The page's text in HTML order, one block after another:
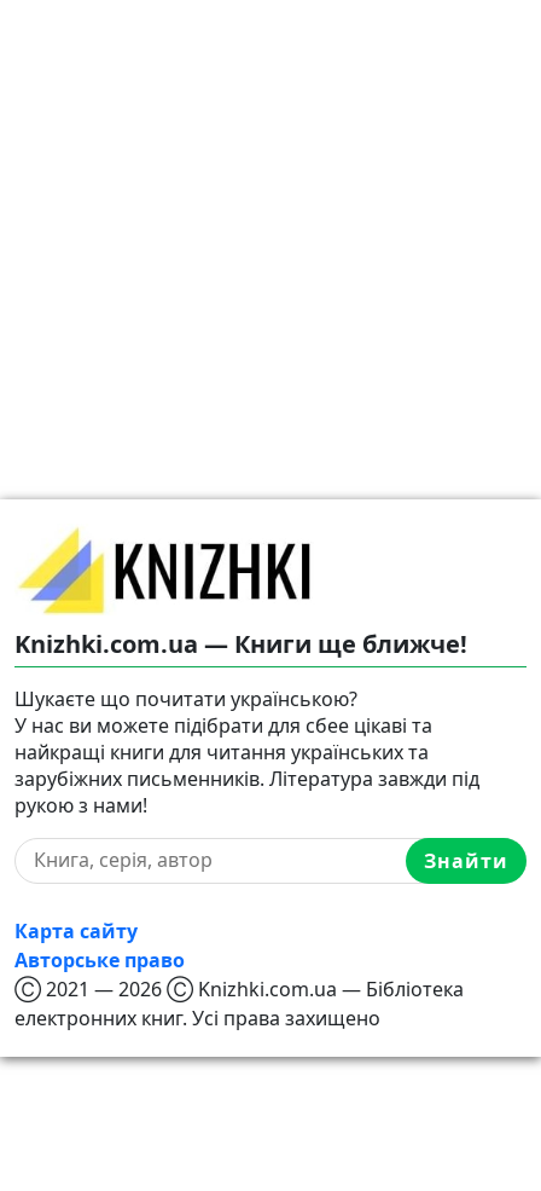
Knizhki.com.ua — Книги ще ближче!
Шукаєте що почитати українською?
У нас ви можете підібрати для сбее цікаві та
найкращі книги для читання українських та
зарубіжних письменників. Література завжди під
рукою з нами!
Знайти
Карта сайту
Авторське право
Ⓒ 2021 — 2026 Ⓒ Knizhki.com.ua — Бібліотека
електронних книг. Усі права захищено